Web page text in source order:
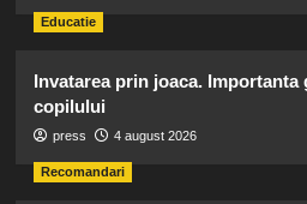
Educatie
Invatarea prin joaca.
copilului
press 4 august 2026
Recomandari